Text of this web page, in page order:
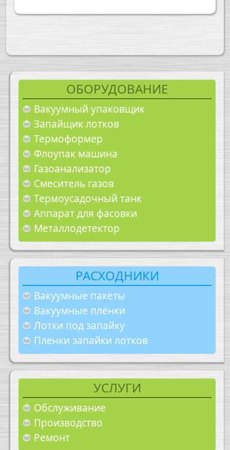
ОБОРУДОВАНИЕ
Вакуумный упаковщик
Запайщик лотков
Термоформер
Флоупак машина
Газоанализатор
Смеситель газов
Термоусадочный танк
Аппарат для фасовки
Металлодетектор
РАСХОДНИКИ
Вакуумные пакеты
Вакуумные плёнки
Лотки под запайку
Пленки запайки лотков
УСЛУГИ
Обслуживание
Производство
Ремонт